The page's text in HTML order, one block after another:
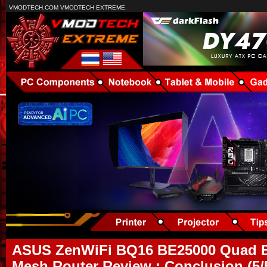
VMODTECH.COM VMODTECH EXTREME.
ASUS ZenWiFi BQ16 BE25000 Quad